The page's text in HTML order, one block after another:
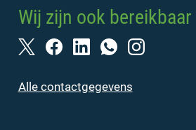
Wij zijn ook bereikbaar
Alle contactgegevens